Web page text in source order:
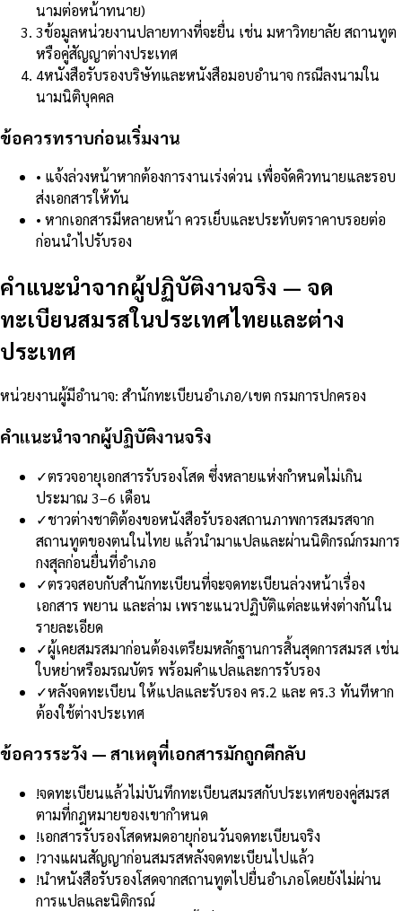
นามต่อหน้าทนาย)
3ข้อมูลหน่วยงานปลายทางที่จะยื่น เช่น มหาวิทยาลัย สถานทูต
หรือคู่สัญญาต่างประเทศ
4หนังสือรับรองบริษัทและหนังสือมอบอำนาจ กรณีลงนามใน
นามนิติบุคคล
ข้อควรทราบก่อนเริ่มงาน
• แจ้งล่วงหน้าหากต้องการงานเร่งด่วน เพื่อจัดคิวทนายและรอบ
ส่งเอกสารให้ทัน
• หากเอกสารมีหลายหน้า ควรเย็บและประทับตราคาบรอยต่อ
ก่อนนำไปรับรอง
คำแนะนำจากผู้ปฏิบัติงานจริง — จด
ทะเบียนสมรสในประเทศไทยและต่าง
ประเทศ
หน่วยงานผู้มีอำนาจ: สำนักทะเบียนอำเภอ/เขต กรมการปกครอง
คำแนะนำจากผู้ปฏิบัติงานจริง
✓ตรวจอายุเอกสารรับรองโสด ซึ่งหลายแห่งกำหนดไม่เกิน
ประมาณ 3–6 เดือน
✓ชาวต่างชาติต้องขอหนังสือรับรองสถานภาพการสมรสจาก
สถานทูตของตนในไทย แล้วนำมาแปลและผ่านนิติกรณ์กรมการ
กงสุลก่อนยื่นที่อำเภอ
✓ตรวจสอบกับสำนักทะเบียนที่จะจดทะเบียนล่วงหน้าเรื่อง
เอกสาร พยาน และล่าม เพราะแนวปฏิบัติแต่ละแห่งต่างกันใน
รายละเอียด
✓ผู้เคยสมรสมาก่อนต้องเตรียมหลักฐานการสิ้นสุดการสมรส เช่น
ใบหย่าหรือมรณบัตร พร้อมคำแปลและการรับรอง
✓หลังจดทะเบียน ให้แปลและรับรอง คร.2 และ คร.3 ทันทีหาก
ต้องใช้ต่างประเทศ
ข้อควรระวัง — สาเหตุที่เอกสารมักถูกตีกลับ
!จดทะเบียนแล้วไม่บันทึกทะเบียนสมรสกับประเทศของคู่สมรส
ตามที่กฎหมายของเขากำหนด
!เอกสารรับรองโสดหมดอายุก่อนวันจดทะเบียนจริง
!วางแผนสัญญาก่อนสมรสหลังจดทะเบียนไปแล้ว
!นำหนังสือรับรองโสดจากสถานทูตไปยื่นอำเภอโดยยังไม่ผ่าน
การแปลและนิติกรณ์